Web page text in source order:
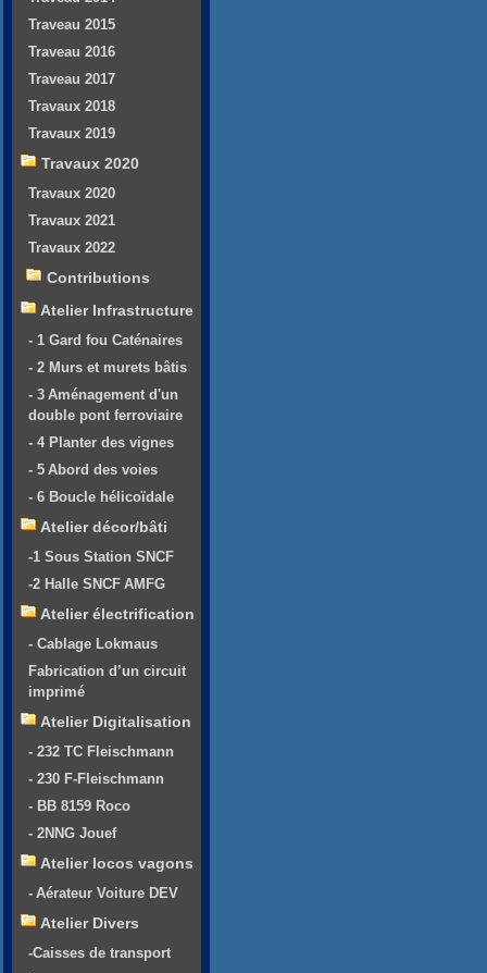
Traveau 2015
Traveau 2016
Traveau 2017
Travaux 2018
Travaux 2019
Travaux 2020
Travaux 2020
Travaux 2021
Travaux 2022
Contributions
Atelier Infrastructure
- 1 Gard fou Caténaires
- 2 Murs et murets bâtis
- 3 Aménagement d'un
double pont ferroviaire
- 4 Planter des vignes
- 5 Abord des voies
- 6 Boucle hélicoïdale
Atelier décor/bâti
-1 Sous Station SNCF
-2 Halle SNCF AMFG
Atelier électrification
- Cablage Lokmaus
Fabrication d’un circuit
imprimé
Atelier Digitalisation
- 232 TC Fleischmann
- 230 F-Fleischmann
- BB 8159 Roco
- 2NNG Jouef
Atelier locos vagons
- Aérateur Voiture DEV
Atelier Divers
-Caisses de transport